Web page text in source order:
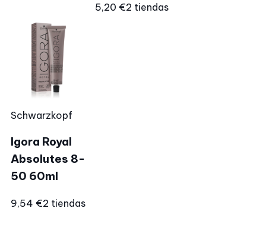
5,20 €2 tiendas
Schwarzkopf
Igora Royal
Absolutes 8-
50 60ml
9,54 €2 tiendas